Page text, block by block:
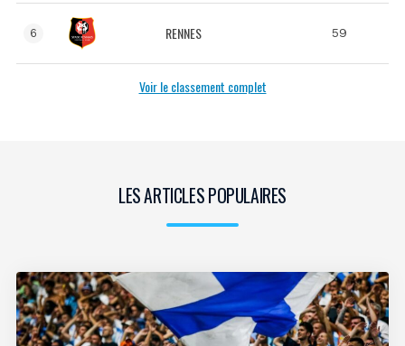
6 RENNES 59
Voir le classement complet
LES ARTICLES POPULAIRES